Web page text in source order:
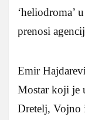
‘heliodroma’
prenosi
Emir
Mostar koji je
Dretelj, Vojno